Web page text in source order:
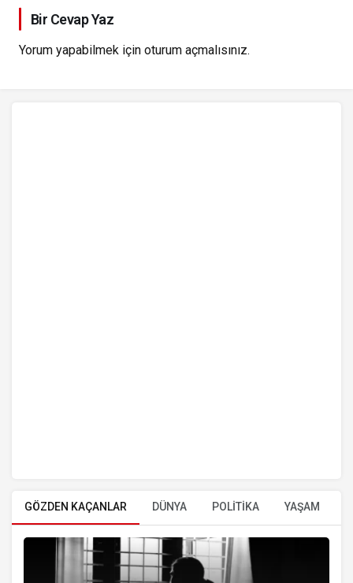
Bir Cevap Yaz
Yorum yapabilmek için oturum açmalısınız.
GÖZDEN KAÇANLAR DÜNYA POLİTİKA YAŞAM